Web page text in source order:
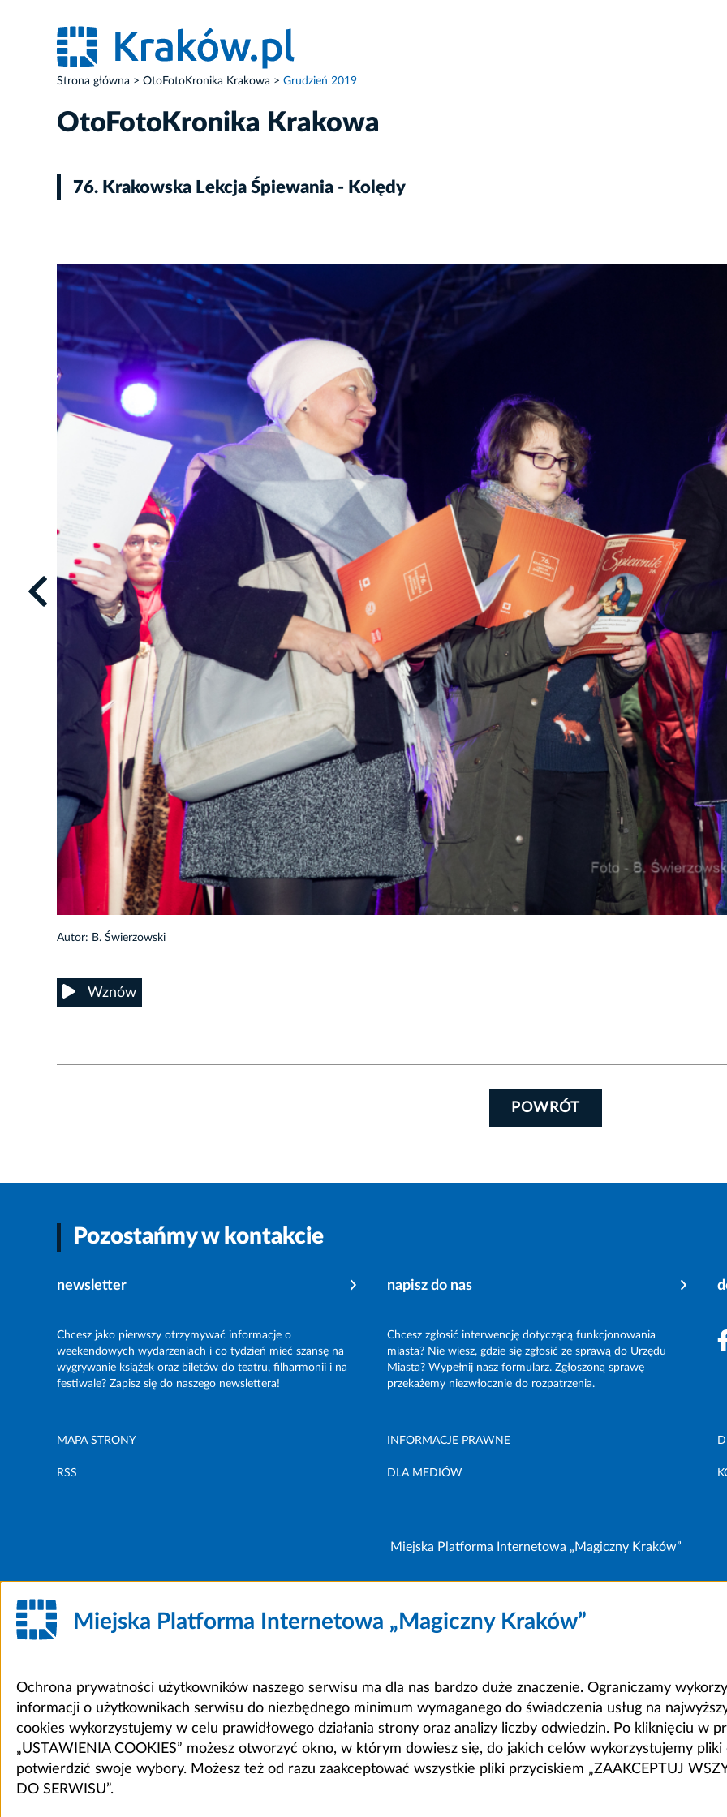
Strona główna OtoFotoKronika Krakowa Grudzień 2019
OtoFotoKronika Krakowa
76. Krakowska Lekcja Śpiewania - Kolędy
Autor: B. Świerzowski
Wznów
POWRÓT
Pozostańmy w kontakcie
newsletter
Chcesz jako pierwszy otrzymywać informacje o
weekendowych wydarzeniach i co tydzień mieć szansę na
wygrywanie książek oraz biletów do teatru, filharmonii i na
festiwale? Zapisz się do naszego newslettera!
napisz do nas
Chcesz zgłosić interwencję dotyczącą funkcjonowania
miasta? Nie wiesz, gdzie się zgłosić ze sprawą do Urzędu
Miasta? Wypełnij nasz formularz. Zgłoszoną sprawę
przekażemy niezwłocznie do rozpatrzenia.
MAPA STRONY INFORMACJE PRAWNE
RSS DLA MEDIÓW
Miejska Platforma Internetowa „Magiczny Kraków”
Miejska Platforma Internetowa „Magiczny Kraków”
Ochrona prywatności użytkowników naszego serwisu ma dla nas bardzo duże znaczenie. Ograniczamy
informacji o użytkownikach serwisu do niezbędnego minimum wymaganego do świadczenia usług na
cookies wykorzystujemy w celu prawidłowego działania strony oraz analizy liczby odwiedzin. Po kliknięciu w
„USTAWIENIA COOKIES” możesz otworzyć okno, w którym dowiesz się, do jakich celów wykorzystujemy pliki
potwierdzić swoje wybory. Możesz też od razu zaakceptować wszystkie pliki przyciskiem „ZAAKCEPTUJ
DO SERWISU”.